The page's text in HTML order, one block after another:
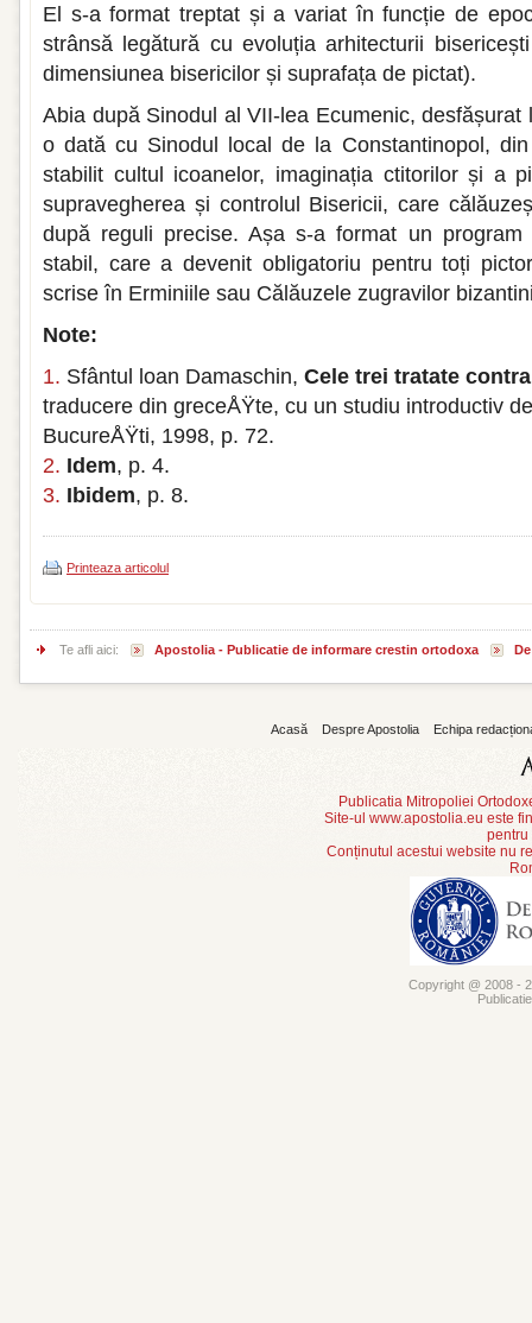
El s-a format treptat și a variat în funcție de
strânsă legătură cu evoluția arhitecturii
dimensiunea bisericilor și suprafața de pictat).
Abia după Sinodul al VII-lea Ecumenic,
o dată cu Sinodul local de la Constantinopol,
stabilit cultul icoanelor, imaginația ctitorilor și a
supravegherea și controlul Bisericii, care
după reguli precise. Așa s-a format un
stabil, care a devenit obligatoriu pentru toți
scrise în Erminiile sau Călăuzele zugravilor
Note:
1. Sfântul loan Damaschin, Cele trei tratate
traducere din greceÅŸte, cu un studiu introductiv
BucureÅŸti, 1998, p. 72.
2. Idem, p. 4.
3. Ibidem, p. 8.
Printeaza articolul
Te afli aici: Apostolia - Publicatie de informare crestin ortodoxa
Acasă Despre Apostolia Echipa
Publicatia Mitropoliei
Site-ul www.apostolia.eu este
pentru
Conținutul acestui website nu
Copyright @ 2008 -